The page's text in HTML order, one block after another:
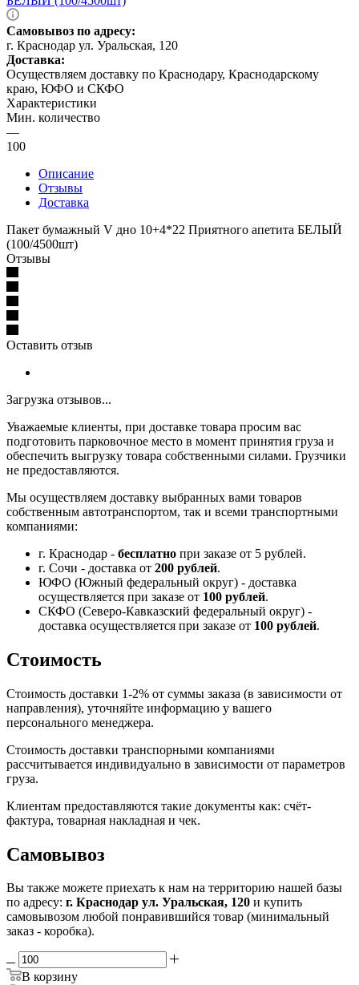
Самовывоз по адресу:
г. Краснодар ул. Уральская, 120
Доставка:
Осуществляем доставку по Краснодару, Краснодарскому
краю, ЮФО и СКФО
Характеристики
Мин. количество
—
100
Описание
Отзывы
Доставка
Пакет бумажный V дно 10+4*22 Приятного апетита БЕЛЫЙ
(100/4500шт)
Отзывы
Оставить отзыв
Загрузка отзывов...
Уважаемые клиенты, при доставке товара просим вас
подготовить парковочное место в момент принятия груза и
обеспечить выгрузку товара собственными силами. Грузчики
не предоставляются.
Мы осуществляем доставку выбранных вами товаров
собственным автотранспортом, так и всеми транспортными
компаниями:
г. Краснодар - бесплатно при заказе от 5 рублей.
г. Сочи - доставка от 200 рублей.
ЮФО (Южный федеральный округ) - доставка
осуществляется при заказе от 100 рублей.
СКФО (Северо-Кавказский федеральный округ) -
доставка осуществляется при заказе от 100 рублей.
Стоимость
Стоимость доставки 1-2% от суммы заказа (в зависимости от
направления), уточняйте информацию у вашего
персонального менеджера.
Стоимость доставки транспорными компаниями
рассчитывается индивидуально в зависимости от параметров
груза.
Клиентам предоставляются такие документы как: счёт-
фактура, товарная накладная и чек.
Самовывоз
Вы также можете приехать к нам на территорию нашей базы
по адресу: г. Краснодар ул. Уральская, 120 и купить
самовывозом любой понравившийся товар (минимальный
заказ - коробка).
В корзину